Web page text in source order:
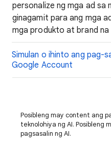
personalize ng mga ad sa
ginagamit para ang mga
mga produkto at brand na
Simulan o ihinto ang pag-
Google Account
Posibleng may content ang
teknolohiya ng AI. Posibleng
pagsasalin ng AI.